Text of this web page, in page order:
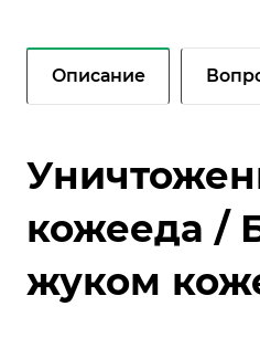
Описание
кожееда /
жуком